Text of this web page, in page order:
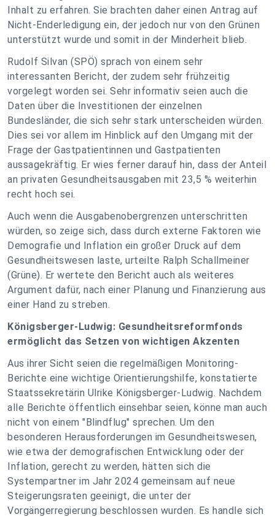
Inhalt zu erfahren. Sie brachten daher einen Antrag auf
Nicht-Enderledigung ein, der jedoch nur von den Grünen
unterstützt wurde und somit in der Minderheit blieb.
Rudolf Silvan (SPÖ) sprach von einem sehr
interessanten Bericht, der zudem sehr frühzeitig
vorgelegt worden sei. Sehr informativ seien auch die
Daten über die Investitionen der einzelnen
Bundesländer, die sich sehr stark unterscheiden würden.
Dies sei vor allem im Hinblick auf den Umgang mit der
Frage der Gastpatientinnen und Gastpatienten
aussagekräftig. Er wies ferner darauf hin, dass der Anteil
an privaten Gesundheitsausgaben mit 23,5 % weiterhin
recht hoch sei.
Auch wenn die Ausgabenobergrenzen unterschritten
würden, so zeige sich, dass durch externe Faktoren wie
Demografie und Inflation ein großer Druck auf dem
Gesundheitswesen laste, urteilte Ralph Schallmeiner
(Grüne). Er wertete den Bericht auch als weiteres
Argument dafür, nach einer Planung und Finanzierung aus
einer Hand zu streben.
Königsberger-Ludwig: Gesundheitsreformfonds
ermöglicht das Setzen von wichtigen Akzenten
Aus ihrer Sicht seien die regelmäßigen Monitoring-
Berichte eine wichtige Orientierungshilfe, konstatierte
Staatssekretärin Ulrike Königsberger-Ludwig. Nachdem
alle Berichte öffentlich einsehbar seien, könne man auch
nicht von einem "Blindflug" sprechen. Um den
besonderen Herausforderungen im Gesundheitswesen,
wie etwa der demografischen Entwicklung oder der
Inflation, gerecht zu werden, hätten sich die
Systempartner im Jahr 2024 gemeinsam auf neue
Steigerungsraten geeinigt, die unter der
Vorgängerregierung beschlossen wurden. Es handle sich